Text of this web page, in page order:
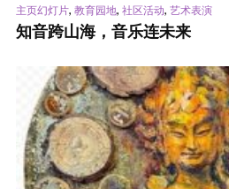
主页幻灯片, 教育园地, 社区活动, 艺术表演
知音跨山海，音乐连未来